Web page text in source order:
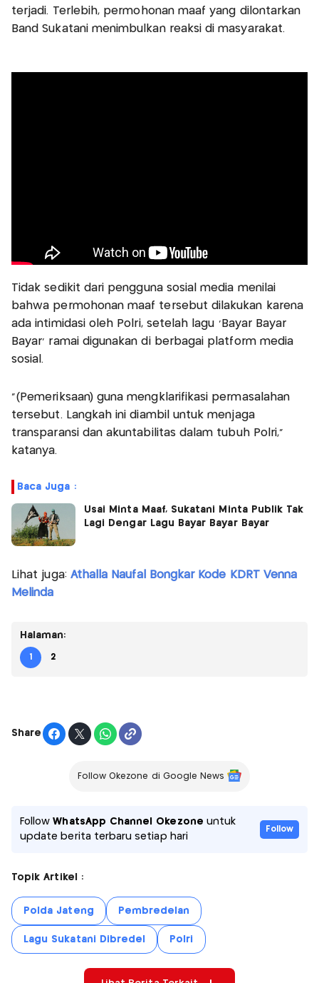
terjadi. Terlebih, permohonan maaf yang dilontarkan
Band Sukatani menimbulkan reaksi di masyarakat.
Tidak sedikit dari pengguna sosial media menilai
bahwa permohonan maaf tersebut dilakukan karena
ada intimidasi oleh Polri, setelah lagu 'Bayar Bayar
Bayar' ramai digunakan di berbagai platform media
sosial.
"(Pemeriksaan) guna mengklarifikasi permasalahan
tersebut. Langkah ini diambil untuk menjaga
transparansi dan akuntabilitas dalam tubuh Polri,"
katanya.
Baca Juga :
Usai Minta Maaf, Sukatani Minta Publik Tak
Lagi Dengar Lagu Bayar Bayar Bayar
Lihat juga: Athalla Naufal Bongkar Kode KDRT Venna
Melinda
Halaman:
1 2
Share
Follow Okezone di Google News
FollowWhatsApp Channel Okezone untuk
update berita terbaru setiap hari
Follow
Topik Artikel :
Polda Jateng Pembredelan
Lagu Sukatani Dibredel Polri